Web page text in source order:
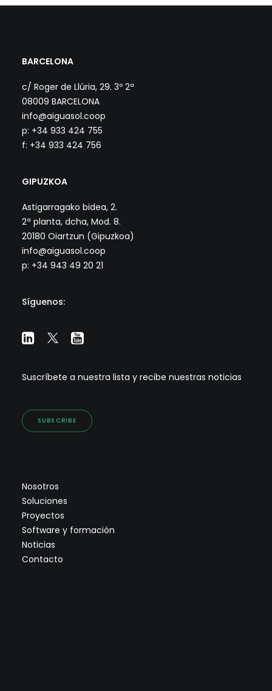
BARCELONA
c/ Roger de Llúria, 29. 3º 2ª
08009 BARCELONA
info@aiguasol.coop
p: +34 933 424 755
f: +34 933 424 756
GIPUZKOA
Astigarragako bidea, 2.
2ª planta, dcha, Mod. 8.
20180 Oiartzun (Gipuzkoa)
info@aiguasol.coop
p: +34 943 49 20 21
Síguenos:
Suscríbete a nuestra lista y recibe nuestras noticias
SUBSCRIBE
Nosotros
Soluciones
Proyectos
Software y formación
Noticias
Contacto